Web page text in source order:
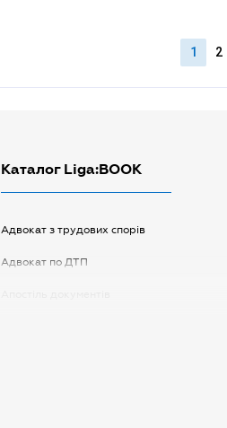
1 2
Каталог Liga:BOOK
Адвокат з трудових спорів
Адвокат по ДТП